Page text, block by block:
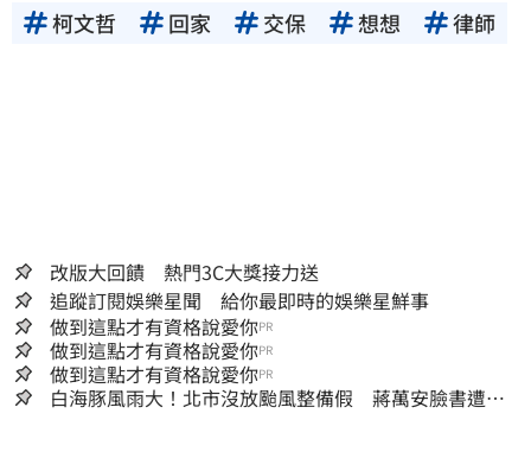
柯文哲 回家 交保 想想 律師
改版大回饋 熱門3C大獎接力送
追蹤訂閱娛樂星聞 給你最即時的娛樂星鮮事
做到這點才有資格說愛你PR
做到這點才有資格說愛你PR
做到這點才有資格說愛你PR
白海豚風雨大！北市沒放颱風整備假 蔣萬安臉書遭網